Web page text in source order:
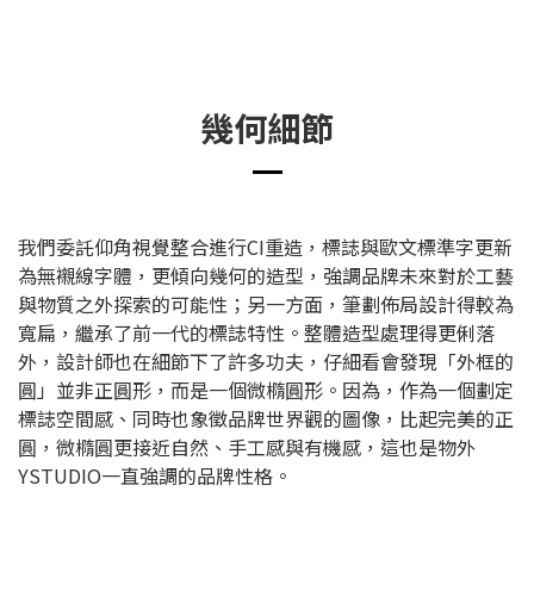
幾何細節
我們委託仰角視覺整合進行CI重造，標誌與歐文標準字更新
為無襯線字體，更傾向幾何的造型，強調品牌未來對於工藝
與物質之外探索的可能性；另一方面，筆劃佈局設計得較為
寬扁，繼承了前一代的標誌特性。整體造型處理得更俐落
外，設計師也在細節下了許多功夫，仔細看會發現「外框的
圓」並非正圓形，而是一個微橢圓形。因為，作為一個劃定
標誌空間感、同時也象徵品牌世界觀的圖像，比起完美的正
圓，微橢圓更接近自然、手工感與有機感，這也是物外
YSTUDIO一直強調的品牌性格。